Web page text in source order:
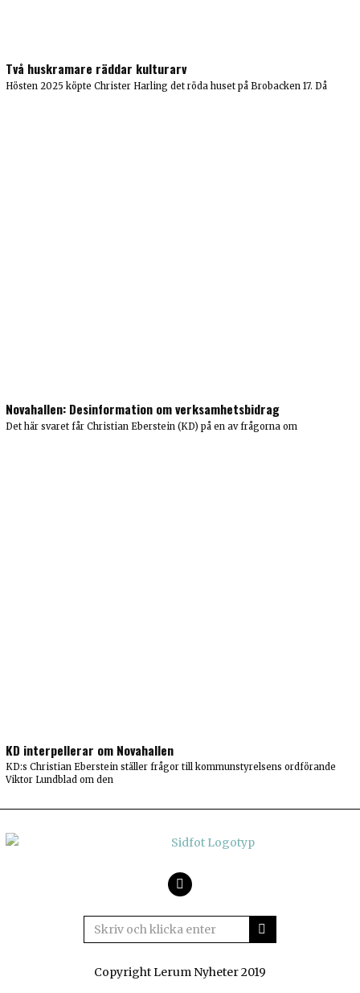
Två huskramare räddar kulturarv
Hösten 2025 köpte Christer Harling det röda huset på Brobacken 17. Då
Novahallen: Desinformation om verksamhetsbidrag
Det här svaret får Christian Eberstein (KD) på en av frågorna om
KD interpellerar om Novahallen
KD:s Christian Eberstein ställer frågor till kommunstyrelsens ordförande
Viktor Lundblad om den
Copyright Lerum Nyheter 2019